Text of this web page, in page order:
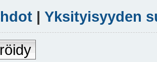
| Yksityisyyden